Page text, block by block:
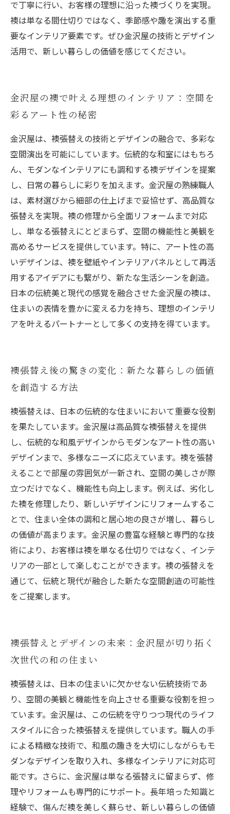
で丁寧に行い、お客様の理想に沿った襖づくりを実現。
襖は単なる間仕切りではなく、季節感や趣を演出する重
要なインテリア要素です。ぜひ金沢屋の技術とデザイン
活用で、新しい暮らしの価値を感じてください。
金沢屋の襖で叶える理想のインテリア：空間を
彩るアート性の秘密
金沢屋は、襖張替えの技術とデザインの融合で、多彩な
空間演出を可能にしています。伝統的な和室にはもちろ
ん、モダンなインテリアにも調和する襖デザインを提案
し、日常の暮らしに彩りを加えます。金沢屋の熟練職人
は、素材選びから細部の仕上げまで妥協せず、高品質な
張替えを実現。襖の修理から全面リフォームまで対応
し、単なる張替えにとどまらず、空間の機能性と美観を
高めるサービスを提供しています。特に、アート性の高
いデザインは、襖を壁紙やインテリアパネルとして再活
用するアイデアにも繋がり、新たな生活シーンを創造。
日本の伝統美と現代の感覚を融合させた金沢屋の襖は、
住まいの表情を豊かに変える力を持ち、理想のインテリ
アを叶えるパートナーとして多くの支持を得ています。
襖張替え後の驚きの変化：新たな暮らしの価値
を創造する方法
襖張替えは、日本の伝統的な住まいにおいて重要な役割
を果たしています。金沢屋は高品質な襖張替えを提供
し、伝統的な和風デザインからモダンなアート性の高い
デザインまで、多様なニーズに応えています。襖を張替
えることで部屋の雰囲気が一新され、空間の美しさが際
立つだけでなく、機能性も向上します。例えば、劣化し
た襖を修理したり、新しいデザインにリフォームするこ
とで、住まい全体の調和と居心地の良さが増し、暮らし
の価値が高まります。金沢屋の豊富な経験と専門的な技
術により、お客様は襖を単なる仕切りではなく、インテ
リアの一部として楽しむことができます。襖の張替えを
通じて、伝統と現代が融合した新たな空間創造の可能性
をご提案します。
襖張替えとデザインの未来：金沢屋が切り拓く
次世代の和の住まい
襖張替えは、日本の住まいに欠かせない伝統技術であ
り、空間の美観と機能性を向上させる重要な役割を担っ
ています。金沢屋は、この伝統を守りつつ現代のライフ
スタイルに合った襖張替えを提供しています。職人の手
による精緻な技術で、和風の趣きを大切にしながらもモ
ダンなデザインを取り入れ、多様なインテリアに対応可
能です。さらに、金沢屋は単なる張替えに留まらず、修
理やリフォームも専門的にサポート。長年培った知識と
経験で、傷んだ襖を美しく蘇らせ、新しい暮らしの価値